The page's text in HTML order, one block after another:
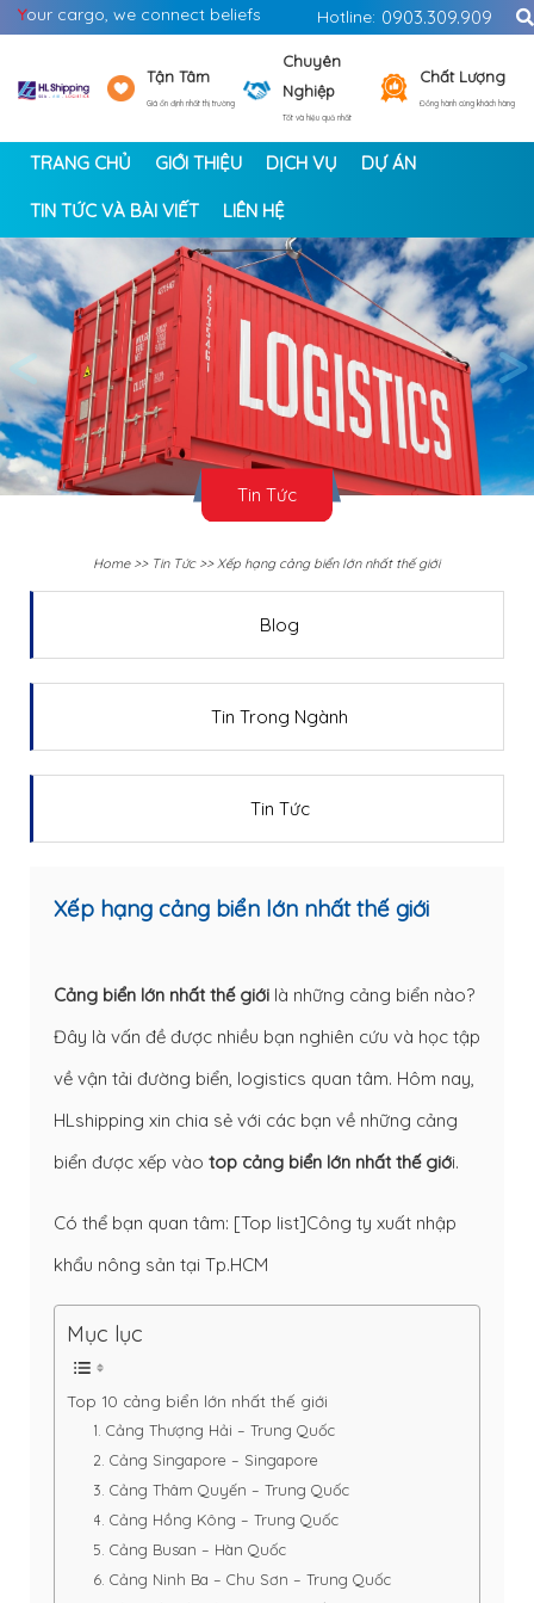
Your cargo, we connect beliefs Hotline: 0903.309.909
Tận Tâm
Giá ổn định nhất thị trường
Chuyên
Nghiệp
Tốt và hiệu quả nhất
Chất Lượng
Đồng hành cùng khách hàng
TRANG CHỦ GIỚI THIỆU DỊCH VỤ DỰ ÁN
TIN TỨC VÀ BÀI VIẾT LIÊN HỆ
< >
Tin Tức
Home>> Tin Tức>>Xếp hạng cảng biển lớn nhất thế giới
Blog
Tin Trong Ngành
Tin Tức
Xếp hạng cảng biển lớn nhất thế giới
Cảng biển lớn nhất thế giới là những cảng biển nào?
Đây là vấn đề được nhiều bạn nghiên cứu và học tập
về vận tải đường biển, logistics quan tâm. Hôm nay,
HLshipping xin chia sẻ với các bạn về những cảng
biển được xếp vào top cảng biển lớn nhất thế giới.
Có thể bạn quan tâm: [Top list]Công ty xuất nhập
khẩu nông sản tại Tp.HCM
Mục lục
Top 10 cảng biển lớn nhất thế giới
1. Cảng Thượng Hải – Trung Quốc
2. Cảng Singapore – Singapore
3. Cảng Thâm Quyến – Trung Quốc
4. Cảng Hồng Kông – Trung Quốc
5. Cảng Busan – Hàn Quốc
6. Cảng Ninh Ba – Chu Sơn – Trung Quốc